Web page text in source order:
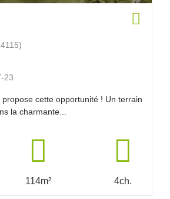
23
propose cette opportunité ! Un terrain
la charmante...
114m² 4ch.